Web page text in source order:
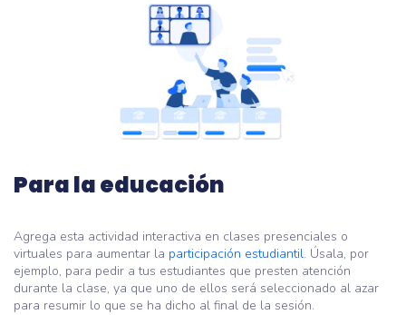
Para la educación
Agrega esta actividad interactiva en clases presenciales o
virtuales para aumentar la participación estudiantil. Úsala, por
ejemplo, para pedir a tus estudiantes que presten atención
durante la clase, ya que uno de ellos será seleccionado al azar
para resumir lo que se ha dicho al final de la sesión.